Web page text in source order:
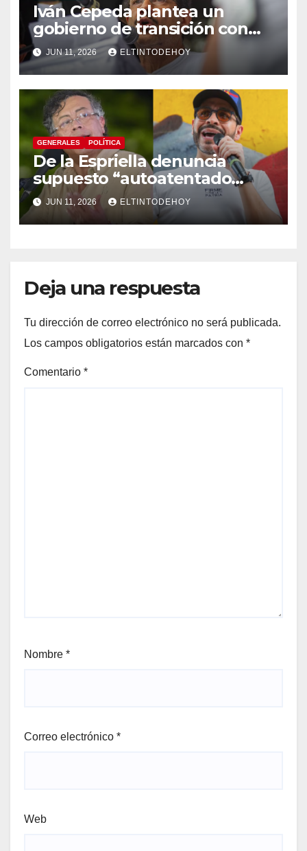
Iván Cepeda plantea un
gobierno de transición con
énfasis en el empalme
institucional y una eventual
constituyente
JUN 11, 2026 ELTINTODEHOY
GENERALES POLÍTICA
De la Espriella denuncia
supuesto “autoatentado
legislativo” tras decisión de
suspender provisionalmente
a Petro
JUN 11, 2026 ELTINTODEHOY
Deja una respuesta
Tu dirección de correo electrónico no será publicada.
Los campos obligatorios están marcados con *
Comentario *
Nombre *
Correo electrónico *
Web